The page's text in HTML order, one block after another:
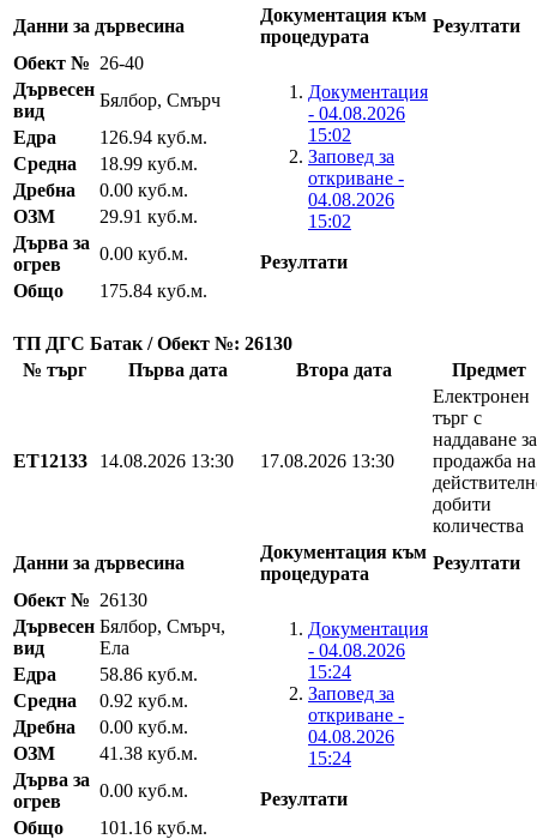
Данни за дървесина
Документация към
процедурата
Резултати
Обект № 26-40
Документация
- 04.08.2026
15:02
Заповед за
откриване -
04.08.2026
15:02
Резултати
Дървесен
вид
Бялбор, Смърч
Едра
126.94 куб.м.
Средна
18.99 куб.м.
Дребна
0.00 куб.м.
ОЗМ
29.91 куб.м.
Дърва за
огрев
0.00 куб.м.
Общо
175.84 куб.м.
ТП ДГС Батак / Обект №: 26130
№ търг
Първа дата Втора дата Предмет
EТ12133 14.08.2026 13:30 17.08.2026 13:30
Електронен
търг с
наддаване за
продажба на
добити
количества
Данни за дървесина
Документация към
процедурата
Резултати
Обект № 26130
Документация
- 04.08.2026
15:24
Заповед за
откриване -
04.08.2026
15:24
Резултати
Дървесен
вид
Бялбор, Смърч,
Ела
Едра
58.86 куб.м.
Средна
0.92 куб.м.
Дребна
0.00 куб.м.
ОЗМ
41.38 куб.м.
Дърва за
огрев
0.00 куб.м.
Общо
101.16 куб.м.